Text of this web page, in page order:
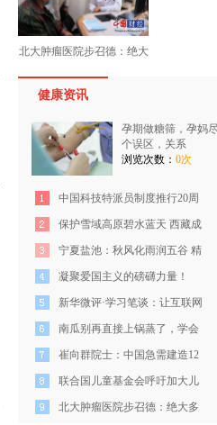
北大肿瘤医院步召德：绝大
健康资讯
孕期做糖筛，孕妈
个误区，关系
浏览次数： 0次
中国科技特派员制度推行20周
年成果丰硕
保护雪域高原碧水蓝天 西藏成
立禁止白色污
宁夏盐池：秋风化雨润五谷 精
准扶贫结硕果
凝聚爱国主义的磅礴力量！
——新中国成立70
新华微评·学习笔谈：让互联网
更好造福人类
南瓜别再直接上锅蒸了，学会
这一招，南瓜软
崔向群院士：中国急需建造12
米大型光学红外
联合国儿童基金会呼吁加大儿
童网络保护力度
北大肿瘤医院步召德：绝大多